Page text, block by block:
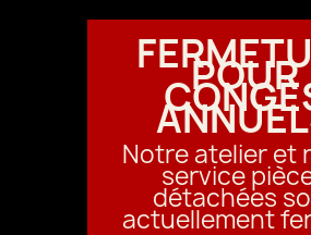
POUR
Notre atelier et
service
détachées
actuellement